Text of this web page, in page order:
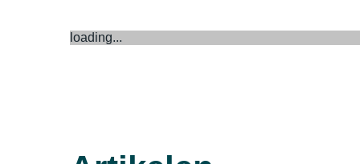
loading...